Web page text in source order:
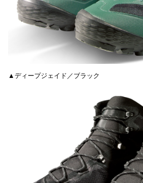
▲ディープジェイド／ブラック